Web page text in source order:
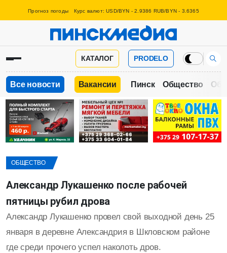
Прогноз погоды Курс валют: USD/BYN - 2.9386 RUB/BYN - 3.6365
КАТАЛОГ PRODELO
Все новости Вакансии Пинск Общество
ОБЩЕСТВО
Александр Лукашенко после рабочей
пятницы рубил дрова
Александр Лукашенко провел свой выходной день 25
января в деревне Александрия в Шкловском районе
где среди прочего успел наколоть дров.